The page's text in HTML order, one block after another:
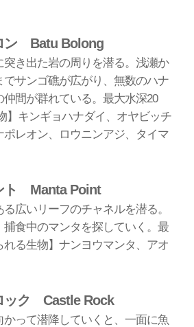
ン Batu Bolong
突き出た岩の周りを潜る。浅瀬か
でサンゴ礁が広がり、無数のハナ
仲間が群れている。最大水深20
】キンギョハナダイ、オヤビッチ
ポレオン、ロウニンアジ、タイマ
ト Manta Point
広いリーフのチャネルを潜る。
捕食中のマンタを探していく。最
れる生物】ナンヨウマンタ、アオ
ック Castle Rock
って潜降していくと、一面に魚